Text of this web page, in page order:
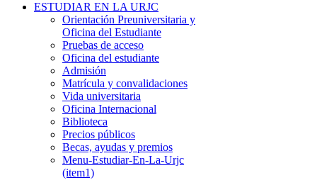
ESTUDIAR EN LA URJC
Orientación Preuniversitaria y
Oficina del Estudiante
Pruebas de acceso
Oficina del estudiante
Admisión
Matrícula y convalidaciones
Vida universitaria
Oficina Internacional
Biblioteca
Precios públicos
Becas, ayudas y premios
Menu-Estudiar-En-La-Urjc
(item1)